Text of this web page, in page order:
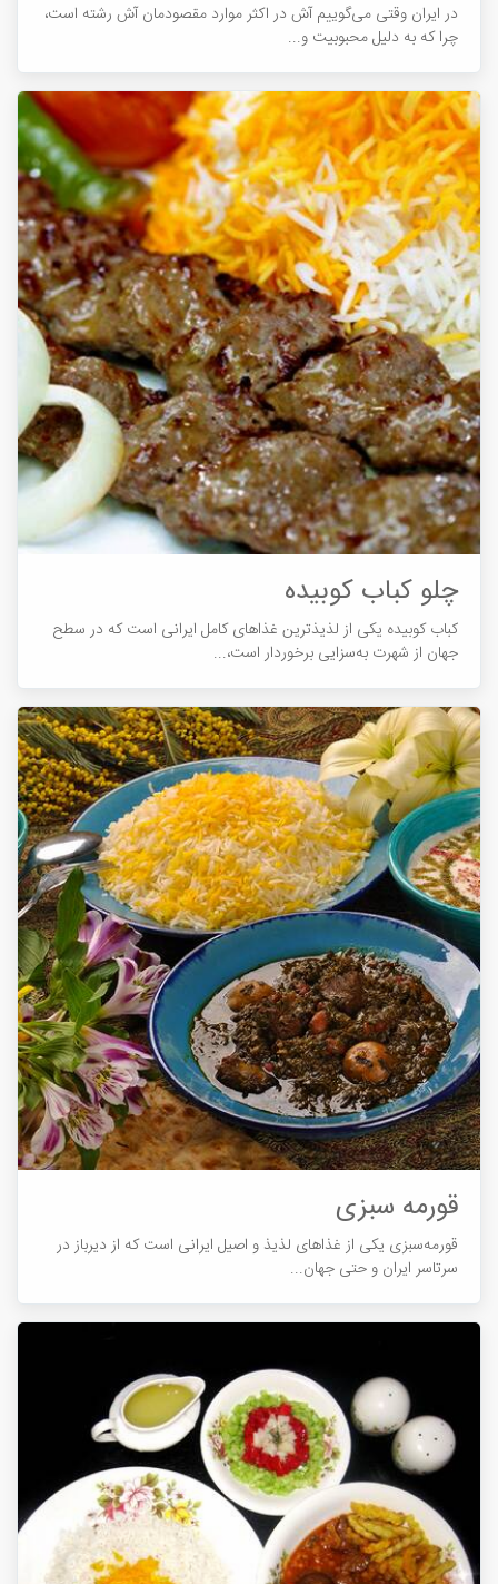
در ایران وقتی می‌‌‌‌‌‌‌گوییم آش در اکثر موارد مقصودمان آش رشته است،
چرا که به دلیل محبوبیت و...
چلو کباب کوبیده
کباب کوبیده یکی از لذیذترین غذاهای کامل ایرانی است که در سطح
جهان از شهرت به‌سزایی برخوردار است،...
قورمه سبزی
قورمه‌سبزی یکی از غذاهای لذیذ و اصیل ایرانی است که از دیرباز در
سرتاسر ایران و حتی جهان...